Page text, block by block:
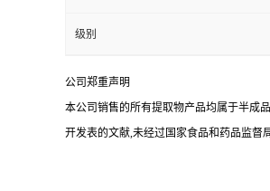
级别
公司郑重声明
本公司销售的所有提取物产品均属于半成
开发表的文献,未经过国家食品和药品监督